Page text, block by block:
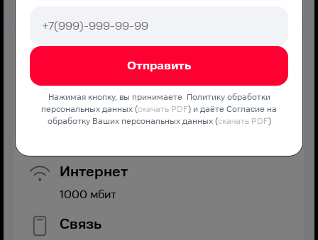
МТС Дома Хорошо
Оптимальная скорость без переплат и дополнительных
Интернет
1000 мбит
Связь
Нажимая кнопку, вы принимаете Политику обработки
персональных данных (скачать PDF) и даёте Согласие на
обработку Ваших персональных данных (скачать PDF)